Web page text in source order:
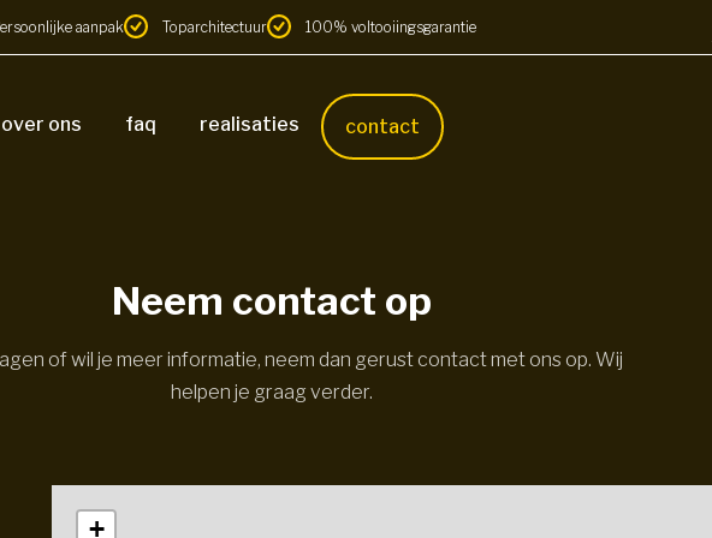
aanpak Toparchitectuur 100% voltooiingsgarantie
over ons faq realisaties contact
Neem contact op
of wil je meer informatie, neem dan gerust contact met ons op. Wij
helpen je graag verder.
+